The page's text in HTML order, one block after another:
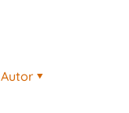
Autor